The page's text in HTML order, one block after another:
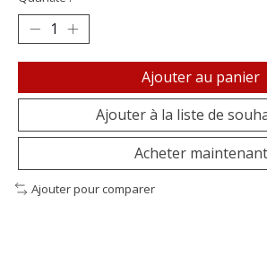
Ajouter au panier
Ajouter à la liste de
Acheter maintenant
Ajouter pour comparer